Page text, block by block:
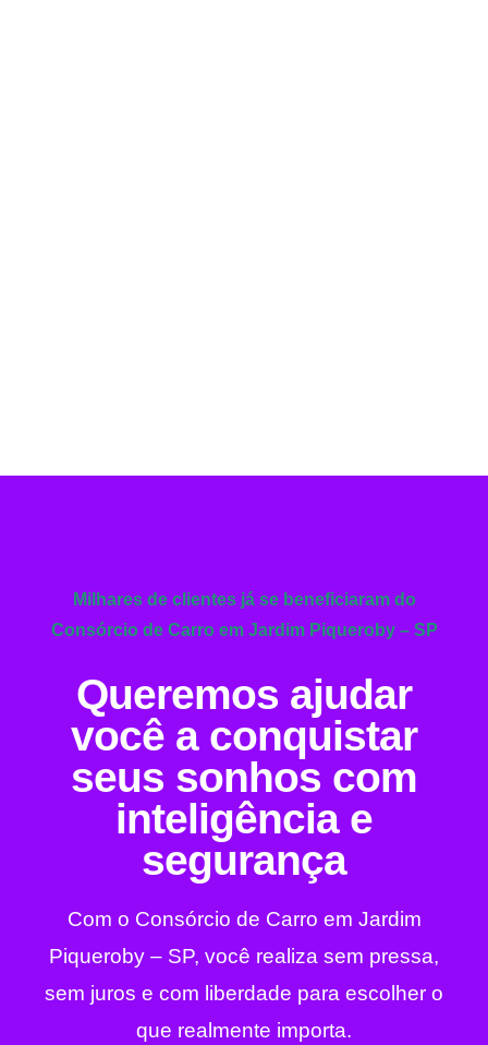
Milhares de clientes já se beneficiaram do
Consórcio de Carro em Jardim Piqueroby – SP
Queremos ajudar
você a conquistar
seus sonhos com
inteligência e
segurança
Com o Consórcio de Carro em Jardim
Piqueroby – SP, você realiza sem pressa,
sem juros e com liberdade para escolher o
que realmente importa.